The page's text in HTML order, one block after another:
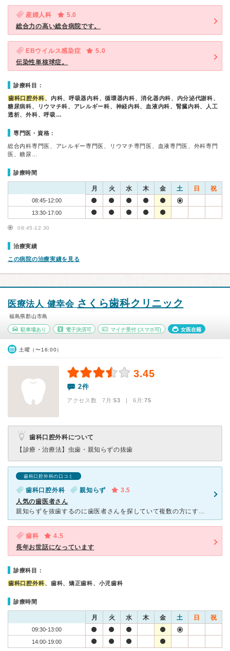
産婦人科
5.0
総合力の高い総合病院です。
EBウイルス感染症
5.0
伝染性単核球症。
診療科目：
歯科口腔外科、内科、呼吸器内科、循環器内科、消化器内科、内分泌代謝科、
糖尿病科、リウマチ科、アレルギー科、神経内科、血液内科、腎臓内科、人工
透析、外科、呼吸…
専門医・資格：
総合内科専門医、アレルギー専門医、リウマチ専門医、血液専門医、外科専門
医、糖尿…
診療時間
月 火 水 木 金 土 日 祝
08:45-12:00
13:30-17:00
08:45-12:30
治療実績
この病院の治療実績を見る
医療法人 健幸会 さくら歯科クリニック
福島県郡山市島
駐車場あり 電子決済可 マイナ受付 (スマホ可) 女医在籍
土曜（〜16:00）
3.45
2件
アクセス数 7月:53 | 6月:75
歯科口腔外科について
【診療・治療法】 虫歯・親知らずの抜歯
歯科口腔外科の口コミ
歯科口腔外科 親知らず
3.5
人気の歯医者さん
親知らずを抜歯するのに歯医者さんを探していて複数の方にすすめられたのでこちらを受診しました。 予約の電話の時点で人気なようで空きがなく電話した2週間後に予約が取れました。 先生は数人居るようでした
歯科
4.5
長年お世話になっています
診療科目：
歯科口腔外科、歯科、矯正歯科、小児歯科
診療時間
月 火 水 木 金 土 日 祝
09:30-13:00
14:00-19:00